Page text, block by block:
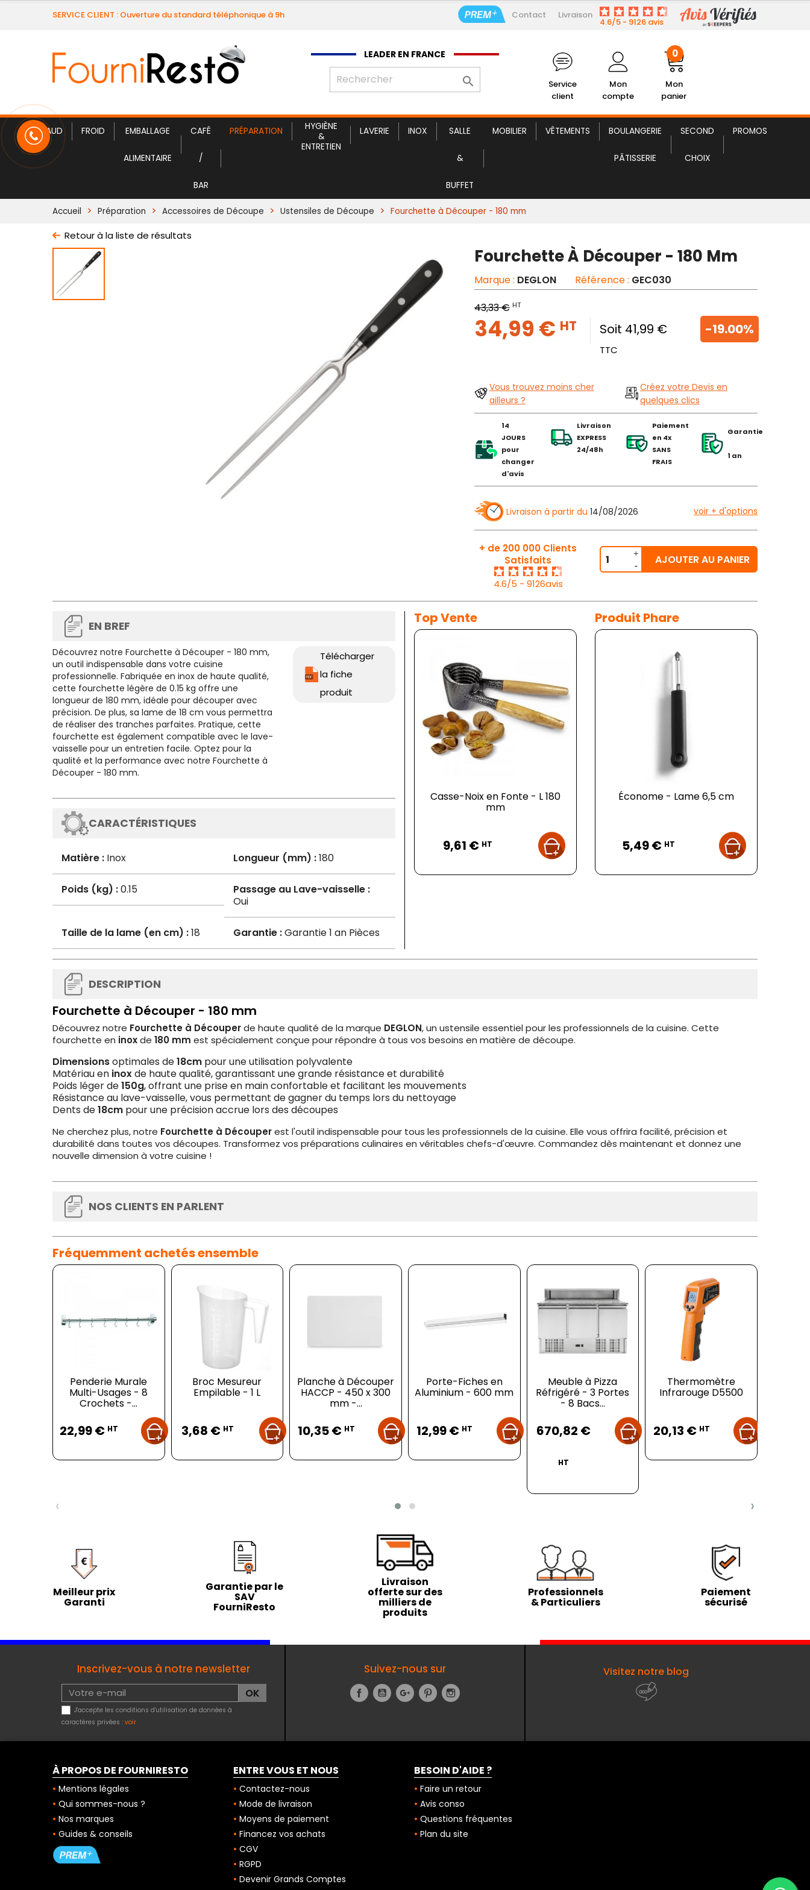
SERVICE CLIENT : Ouverture du standard téléphonique à 9h Contact Livraison
4.6/5 - 9126 avis
LEADER EN FRANCE

Service
client
Mon
compte
Mon
panier
0
CHAUD FROID EMBALLAGE
ALIMENTAIRE
CAFÉ
/
BAR
PRÉPARATION
HYGIÈNE
&
ENTRETIEN
LAVERIE INOX SALLE
&
BUFFET
MOBILIER VÊTEMENTS BOULANGERIE
PÂTISSERIE
SECOND
CHOIX
PROMOS
Fourchette à Découper 34,99 € HT
Accueil Préparation Accessoires de Découpe Ustensiles de Découpe Fourchette à Découper - 180 mm
Retour à la liste de résultats
Fourchette À Découper - 180 Mm
Marque : DEGLON Référence : GEC030
43,33 € HT
34,99 € HT Soit 41,99 €
TTC
-19.00%
Vous trouvez moins cher
ailleurs ?
Créez votre Devis en
quelques clics
14
JOURS
pour
changer
d'avis
Livraison
EXPRESS
24/48h
Paiement
en 4x
SANS
FRAIS
Garantie
1 an
Livraison à partir du 14/08/2026 voir + d'options
+ de 200 000 Clients
Satisfaits
4.6/5 - 9126avis
AJOUTER AU PANIER
EN BREF
Découvrez notre Fourchette à Découper - 180 mm,
un outil indispensable dans votre cuisine
professionnelle. Fabriquée en inox de haute qualité,
cette fourchette légère de 0.15 kg offre une
longueur de 180 mm, idéale pour découper avec
précision. De plus, sa lame de 18 cm vous permettra
de réaliser des tranches parfaites. Pratique, cette
fourchette est également compatible avec le lave-
vaisselle pour un entretien facile. Optez pour la
qualité et la performance avec notre Fourchette à
Découper - 180 mm.
Télécharger
la fiche
produit
CARACTÉRISTIQUES
Matière : Inox Longueur (mm) :180
Poids (kg) :0.15
Passage au Lave-vaisselle :
Oui
Taille de la lame (en cm) :18 Garantie :Garantie 1 an Pièces
Top Vente
Casse-Noix en Fonte - L 180
mm
9,61 € HT
Produit Phare
Économe - Lame 6,5 cm
5,49 € HT
DESCRIPTION
Fourchette à Découper - 180 mm
Découvrez notre Fourchette à Découperde haute qualité de la marque DEGLON, un ustensile essentiel pour les professionnels de la cuisine. Cette
fourchette en inoxde 180 mm est spécialement conçue pour répondre à tous vos besoins en matière de découpe.
Dimensionsoptimales de18cm pour une utilisation polyvalente
Matériau en inoxde haute qualité, garantissant une grande résistance et durabilité
Poids léger de150g, offrant une prise en main confortable et facilitant les mouvements
Résistance au lave-vaisselle, vous permettant de gagner du temps lors du nettoyage
Dents de18cm pour une précision accrue lors des découpes
Ne cherchez plus, notre Fourchette à Découperest l'outil indispensable pour tous les professionnels de la cuisine. Elle vous offrira facilité, précision et
durabilité dans toutes vos découpes. Transformez vos préparations culinaires en véritables chefs-d'œuvre. Commandez dès maintenant et donnez une
nouvelle dimension à votre cuisine !
NOS CLIENTS EN PARLENT
Fréquemment achetés ensemble
Penderie Murale
Multi-Usages - 8
Crochets -...
22,99 € HT
Broc Mesureur
Empilable - 1 L
3,68 € HT
Planche à Découper
HACCP - 450 x 300
mm -...
10,35 € HT
Porte-Fiches en
Aluminium - 600 mm
12,99 € HT
Meuble à Pizza
Réfrigéré - 3 Portes
- 8 Bacs...
670,82 €
HT
Thermomètre
Infrarouge D5500
20,13 € HT
‹ ›
Meilleur prix
Garanti
Garantie par le
SAV
FourniResto
Livraison
offerte sur des
milliers de
produits
Professionnels
& Particuliers
Paiement
sécurisé
Inscrivez-vous à notre newsletter
J'accepte les conditions d'utilisation de données à
caractères privées : voir
Suivez-nous sur
Facebook
YouTubeGoogle+PinterestInstagram
Visitez notre blog
À PROPOS DE FOURNIRESTO
Mentions légales
Qui sommes-nous ?
Nos marques
Guides & conseils
ENTRE VOUS ET NOUS
Contactez-nous
Mode de livraison
Moyens de paiement
Financez vos achats
CGV
RGPD
Devenir Grands Comptes
BESOIN D'AIDE ?
Faire un retour
Avis conso
Questions fréquentes
Plan du site